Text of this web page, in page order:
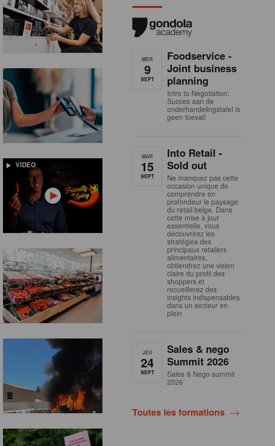
VIDEO
MER
9
SEPT
Foodservice -
Joint business
planning
Intro to Negotiation:
Succes aan de
onderhandelingstafel is
geen toeval!
MAR
15
SEPT
Into Retail -
Sold out
Ne manquez pas cette
occasion unique de
comprendre en
profondeur le paysage
du retail belge. Dans
cette mise à jour
essentielle, vous
découvrirez les
stratégies des
principaux retailers
alimentaires,
obtiendrez une vision
claire du profil des
shoppers et
recueillerez des
insights indispensables
dans un secteur en
plein
JEU
24
SEPT
Sales & nego
Summit 2026
Sales & Nego summit
2026
Toutes les formations